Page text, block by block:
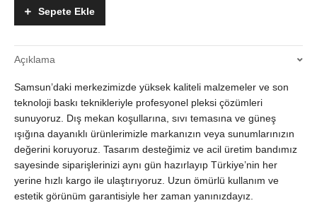
Üzeri
ve
A4
Menülük
quantity
Sepete Ekle
Açıklama
Samsun’daki merkezimizde yüksek kaliteli malzemeler ve son
teknoloji baskı teknikleriyle profesyonel pleksi çözümleri
sunuyoruz. Dış mekan koşullarına, sıvı temasına ve güneş
ışığına dayanıklı ürünlerimizle markanızın veya sunumlarınızın
değerini koruyoruz. Tasarım desteğimiz ve acil üretim bandımız
sayesinde siparişlerinizi aynı gün hazırlayıp Türkiye’nin her
yerine hızlı kargo ile ulaştırıyoruz. Uzun ömürlü kullanım ve
estetik görünüm garantisiyle her zaman yanınızdayız.